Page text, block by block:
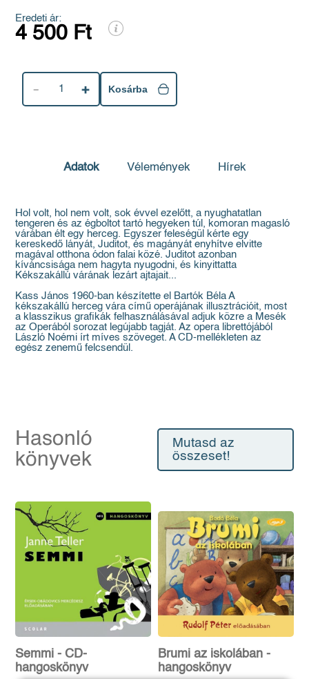
Eredeti ár:
4 500 Ft
1 Kosárba
Adatok Vélemények Hírek
Hol volt, hol nem volt, sok évvel ezelőtt, a nyughatatlan
tengeren és az égboltot tartó hegyeken túl, komoran magasló
várában élt egy herceg. Egyszer feleségül kérte egy
kereskedő lányát, Juditot, és magányát enyhítve elvitte
magával otthona ódon falai közé. Juditot azonban
kíváncsisága nem hagyta nyugodni, és kinyittatta
Kékszakállú várának lezárt ajtajait...
Kass János 1960-ban készítette el Bartók Béla A
kékszakállú herceg vára című operájának illusztrációit, most
a klasszikus grafikák felhasználásával adjuk közre a Mesék
az Operából sorozat legújabb tagját. Az opera librettójából
László Noémi írt míves szöveget. A CD-mellékleten az
egész zenemű felcsendül.
Hasonló
könyvek
Mutasd az
összeset!
Semmi - CD-
hangoskönyv
Brumi az iskolában -
hangoskönyv